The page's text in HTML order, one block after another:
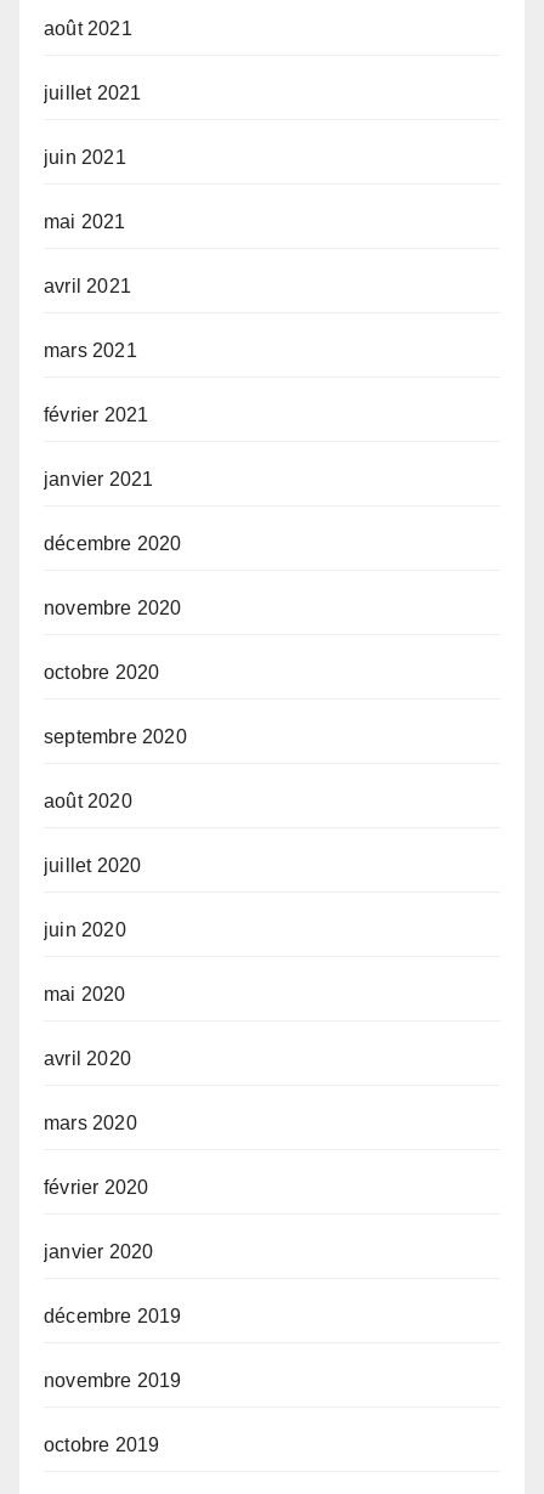
août 2021
juillet 2021
juin 2021
mai 2021
avril 2021
mars 2021
février 2021
janvier 2021
décembre 2020
novembre 2020
octobre 2020
septembre 2020
août 2020
juillet 2020
juin 2020
mai 2020
avril 2020
mars 2020
février 2020
janvier 2020
décembre 2019
novembre 2019
octobre 2019